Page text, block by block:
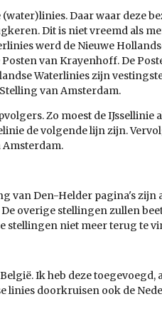
(water)linies. Daar waar deze
Dit is niet vreemd als
werd de Nieuwe
van Krayenhoff. De
Waterlinies zijn
van Amsterdam.
Zo moest de
de volgende lijn zijn.
Amsterdam.
van Den-Helder pagina's
overige stellingen zullen
stellingen niet meer terug te
Ik heb deze
linies doorkruisen ook de